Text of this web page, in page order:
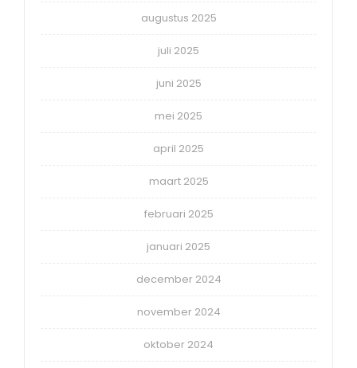
augustus 2025
juli 2025
juni 2025
mei 2025
april 2025
maart 2025
februari 2025
januari 2025
december 2024
november 2024
oktober 2024